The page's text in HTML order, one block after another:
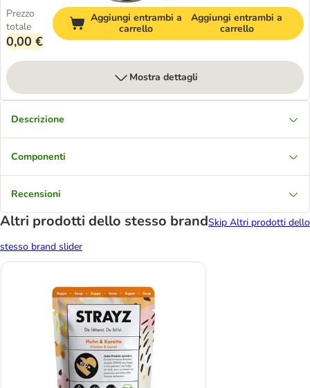
Prezzo
totale
0,00 €
Aggiungi entrambi a
carrello
Aggiungi entrambi a
carrello
Mostra dettagli
Descrizione
Componenti
Recensioni
Altri prodotti dello stesso brandSkip Altri prodotti dello
stesso brand slider